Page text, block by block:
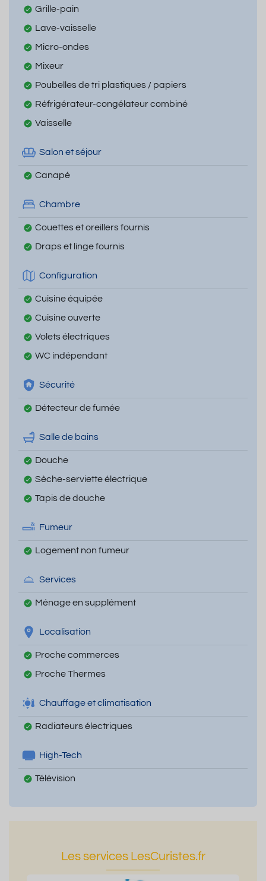
Grille-pain
Lave-vaisselle
Micro-ondes
Mixeur
Poubelles de tri plastiques / papiers
Réfrigérateur-congélateur combiné
Vaisselle
Salon et séjour
Canapé
Chambre
Couettes et oreillers fournis
Draps et linge fournis
Configuration
Cuisine équipée
Cuisine ouverte
Volets électriques
WC indépendant
Sécurité
Détecteur de fumée
Salle de bains
Douche
Sèche-serviette électrique
Tapis de douche
Fumeur
Logement non fumeur
Services
Ménage en supplément
Localisation
Proche commerces
Proche Thermes
Chauffage et climatisation
Radiateurs électriques
High-Tech
Télévision
Les services LesCuristes.fr